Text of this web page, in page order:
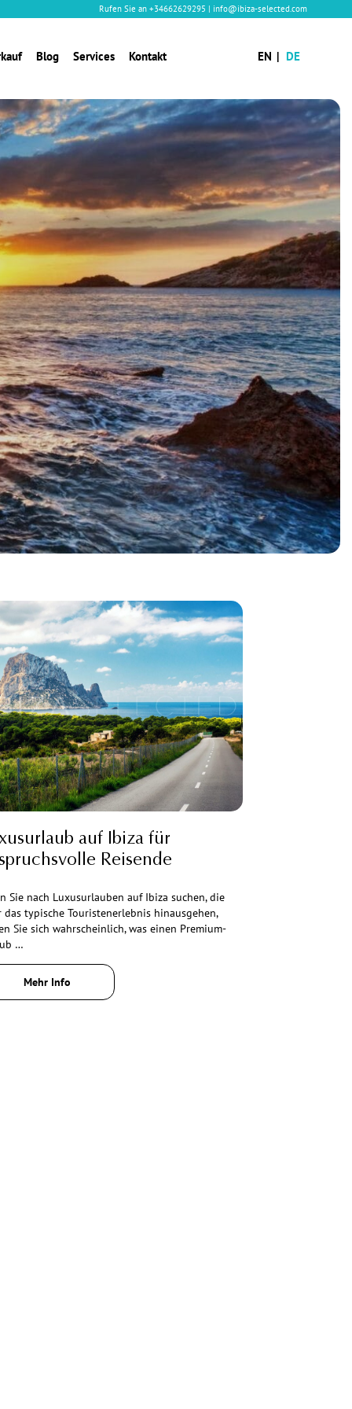
Rufen Sie an +34662629295 | info@ibiza-selected.com
Blog Services Kontakt EN DE
auf Ibiza für
Reisende
Sie nach Luxusurlauben auf Ibiza suchen, die
das typische Touristenerlebnis hinausgehen,
Sie sich wahrscheinlich, was einen Premium-
…
Mehr Info